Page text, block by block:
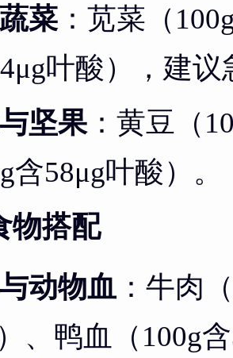
菜 ：苋菜（
叶酸），建
坚果：黄豆（
含58μg叶酸）。
物搭配
动物血 ：牛肉
、鸭血（100g